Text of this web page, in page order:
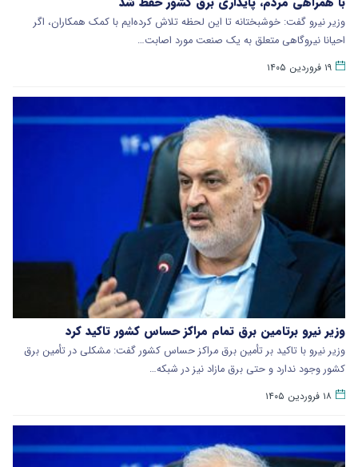
وزیر نیرو گفت: خوشبختانه تا این لحظه تلاش کرده‌ایم با کمک همکاران، اگر
احیانا نیروگاهی متعلق به یک صنعت مورد اصابت…
۱۹ فروردین ۱۴۰۵
وزیر نیرو برتامین برق تمام مراکز حساس کشور تاکید کرد
وزیر نیرو با تاکید بر تأمین برق مراکز حساس کشور گفت: مشکلی در تأمین برق
کشور وجود ندارد و حتی برق مازاد نیز در شبکه…
۱۸ فروردین ۱۴۰۵